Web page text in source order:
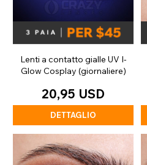
Lenti a contatto gialle UV I-
Glow Cosplay (giornaliere)
20,95 USD
DETTAGLIO